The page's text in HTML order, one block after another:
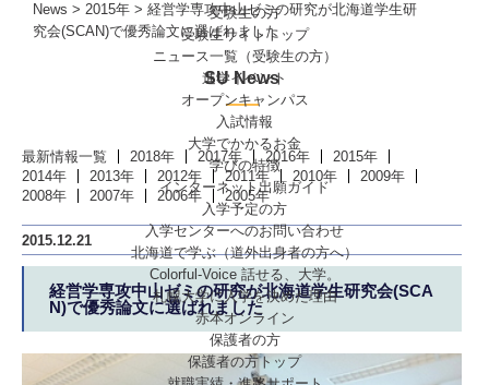
受験生の方
受験生サイトトップ
ニュース一覧（受験生の方）
進学イベント
オープンキャンパス
入試情報
大学でかかるお金
学びの特徴
インターネット出願ガイド
入学予定の方
入学センターへのお問い合わせ
北海道で学ぶ（道外出身者の方へ）
Colorful-Voice 話せる、大学。
札幌大学に入学を決めた理由
赤本オンライン
保護者の方
保護者の方トップ
News > 2015年 > 経営学専攻中山ゼミの研究が北海道学生研
究会(SCAN)で優秀論文に選ばれました
SU News
最新情報一覧 2018年 2017年 2016年
2015年
2014年
2013年 2012年 2011年 2010年
2009年
2008年
2007年 2006年 2005年
2015.12.21
経営学専攻中山ゼミの研究が北海道学生研究会(SCA
N)で優秀論文に選ばれました